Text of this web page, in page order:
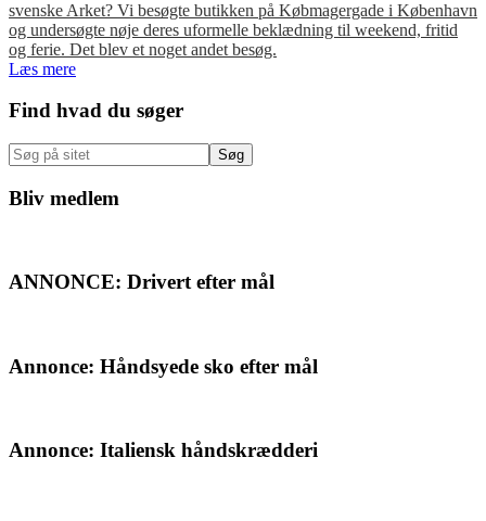
svenske Arket? Vi besøgte butikken på Købmagergade i København
og undersøgte nøje deres uformelle beklædning til weekend, fritid
og ferie. Det blev et noget andet besøg.
Læs mere
Primær
Sidebar
Find hvad du søger
Søg
på
sitet
Bliv medlem
ANNONCE: Drivert efter mål
Annonce: Håndsyede sko efter mål
Annonce: Italiensk håndskrædderi